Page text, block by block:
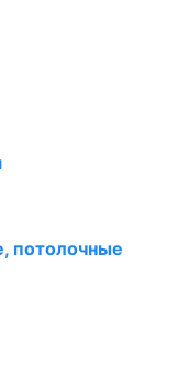
потолочные